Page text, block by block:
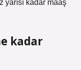
kadar maaş
kadar